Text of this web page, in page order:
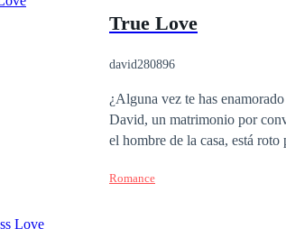
True Love
david280896
¿Alguna vez te has
David, un matrimonio por
el hombre de la casa, está
vidas?
Romance